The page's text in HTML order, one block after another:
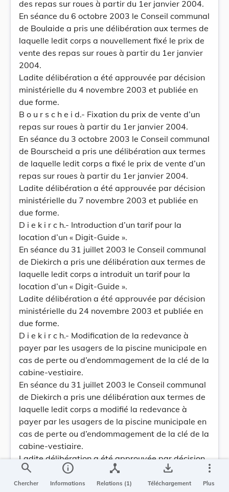
des repas sur roues à partir du 1er janvier 2004.
En séance du 6 octobre 2003 le Conseil communal
de Boulaide a pris une délibération aux termes de
laquelle ledit corps a nouvellement fixé le prix de
vente des repas sur roues à partir du 1er janvier
2004.
Ladite délibération a été approuvée par décision
ministérielle du 4 novembre 2003 et publiée en
due forme.
B o u r s c h e i d.- Fixation du prix de vente d’un
repas sur roues à partir du 1er janvier 2004.
En séance du 3 octobre 2003 le Conseil communal
de Bourscheid a pris une délibération aux termes
de laquelle ledit corps a fixé le prix de vente d’un
repas sur roues à partir du 1er janvier 2004.
Ladite délibération a été approuvée par décision
ministérielle du 7 novembre 2003 et publiée en
due forme.
D i e k i r c h.- Introduction d’un tarif pour la
location d’un « Digit-Guide ».
En séance du 31 juillet 2003 le Conseil communal
de Diekirch a pris une délibération aux termes de
laquelle ledit corps a introduit un tarif pour la
location d’un « Digit-Guide ».
Ladite délibération a été approuvée par décision
ministérielle du 24 novembre 2003 et publiée en
due forme.
D i e k i r c h.- Modification de la redevance à
payer par les usagers de la piscine municipale en
cas de perte ou d’endommagement de la clé de la
cabine-vestiaire.
En séance du 31 juillet 2003 le Conseil communal
de Diekirch a pris une délibération aux termes de
laquelle ledit corps a modifié la redevance à
payer par les usagers de la piscine municipale en
cas de perte ou d’endommagement de la clé de la
cabine-vestiaire.
Ladite délibération a été approuvée par décision
ministérielle du 24 novembre 2003 et publiée en
due forme.
search
Chercher
info
Informations
device_hub
Relations (1)
save_alt
Téléchargement
more_vert
Plus